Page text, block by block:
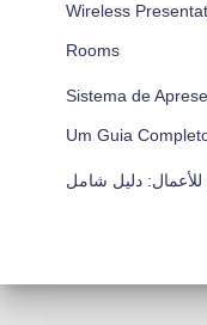
Wireless
Rooms
Sistema de
Um Guia
للأعمال: دليل شامل